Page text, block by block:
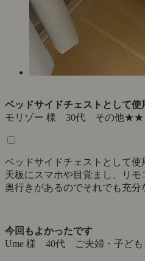
ベッドサイドチェストとして使
モリゾー 様 30代 その他
ベッドサイドチェストとして使
天板にスマホや目覚まし、リモ
奥行きがあるのでそれでも充分
今回もよかったです
Ume 様 40代 ご夫婦・子ども